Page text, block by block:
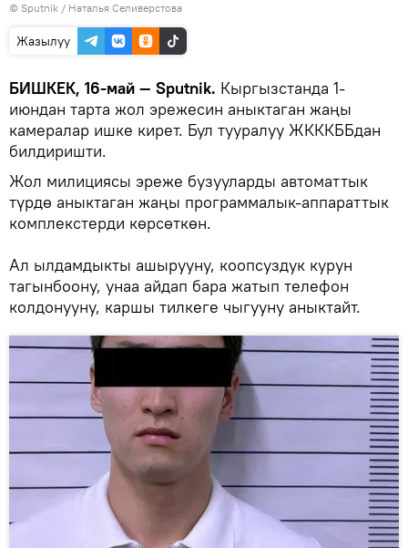
© Sputnik / Наталья Селиверстова
Жазылуу
БИШКЕК, 16-май — Sputnik. Кыргызстанда 1-
июндан тарта жол эрежесин аныктаган жаңы
камералар ишке кирет. Бул тууралуу ЖКККББдан
билдиришти.
Жол милициясы эреже бузууларды автоматтык
түрдө аныктаган жаңы программалык-аппараттык
комплекстерди көрсөткөн.
Ал ылдамдыкты ашырууну, коопсуздук курун
тагынбоону, унаа айдап бара жатып телефон
колдонууну, каршы тилкеге чыгууну аныктайт.